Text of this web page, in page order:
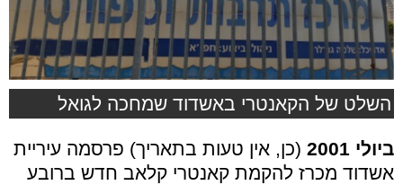
השלט של הקאנטרי באשדוד שמחכה לגואל
ביולי 2001
(כן, אין טעות בתאריך) פרסמה עיריית
אשדוד מכרז להקמת קאנטרי קלאב חדש ברובע